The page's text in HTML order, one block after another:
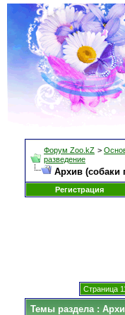
Форум Zoo.kZ >
разведение
Архив (собаки
Регистрация
Страница
Темы раздела: